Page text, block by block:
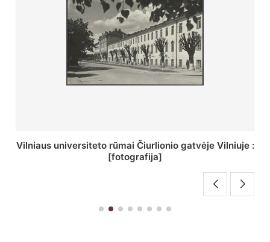
St. Batoro universiteto J. Pilsudskio kolegija :
[fotografija]